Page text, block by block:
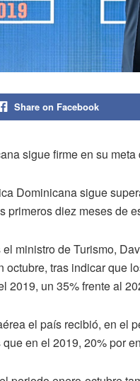
Share on Facebook
sigue firme en su
Dominicana sigue
primeros diez meses de
ministro de Turismo,
octubre, tras indicar que
2019, un 35% frente al
el país recibió, en el
en el 2019, 20% por